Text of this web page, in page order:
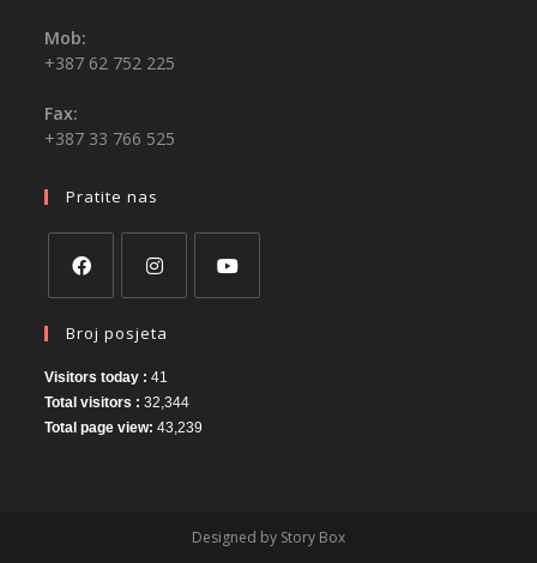
Mob:
+387 62 752 225
Fax:
+387 33 766 525
Pratite nas
Broj posjeta
Visitors today :41
Total visitors :32,344
Total page view:43,239
Designed by Story Box